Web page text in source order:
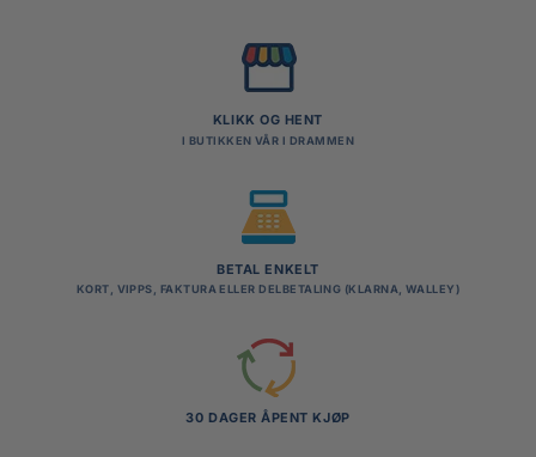
KLIKK OG HENT
I BUTIKKEN VÅR I DRAMMEN
BETAL ENKELT
KORT, VIPPS, FAKTURA ELLER DELBETALING (KLARNA, WALLEY)
30 DAGER ÅPENT KJØP